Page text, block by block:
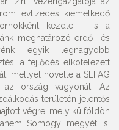
évtizedes kiemelkedő
kezdte, - s a
meghatározó erdő- és
egyik legnagyobb
a fejlődés elkötelezett
mellyel növelte a SEFAG
ország vagyonát. Az
területén jelentős
végre, mely külföldön
Somogy megyét is.